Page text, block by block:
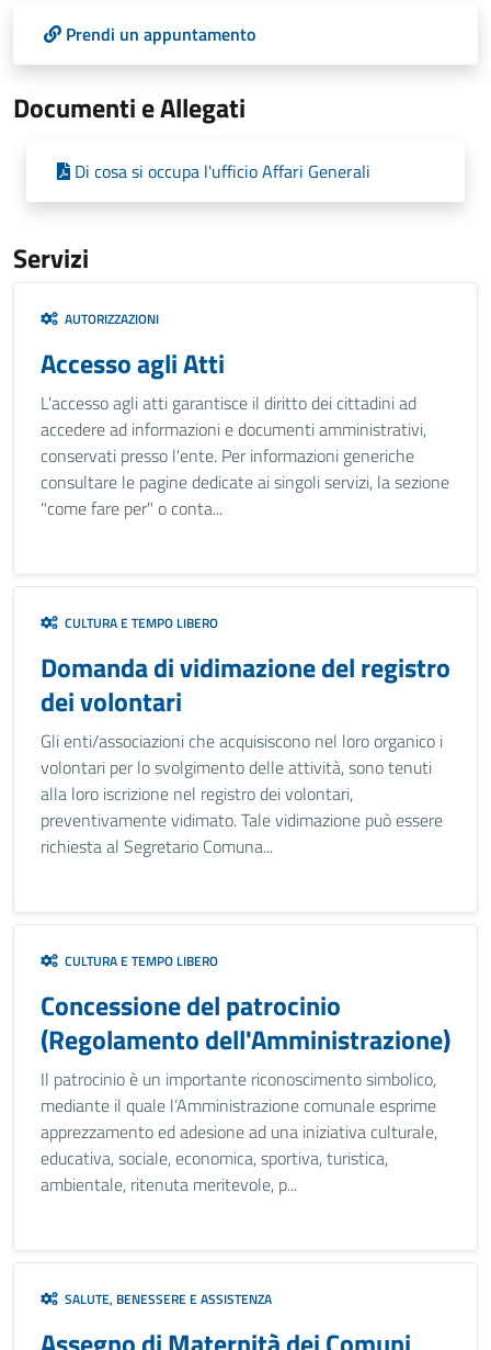
Prendi un appuntamento
Documenti e Allegati
Di cosa si occupa l'ufficio Affari Generali
Servizi
AUTORIZZAZIONI
Accesso agli Atti
L'accesso agli atti garantisce il diritto dei cittadini ad
accedere ad informazioni e documenti amministrativi,
conservati presso l'ente. Per informazioni generiche
consultare le pagine dedicate ai singoli servizi, la sezione
"come fare per" o conta...
CULTURA E TEMPO LIBERO
Domanda di vidimazione del registro
dei volontari
Gli enti/associazioni che acquisiscono nel loro organico i
volontari per lo svolgimento delle attività, sono tenuti
alla loro iscrizione nel registro dei volontari,
preventivamente vidimato. Tale vidimazione può essere
richiesta al Segretario Comuna...
CULTURA E TEMPO LIBERO
Concessione del patrocinio
(Regolamento dell'Amministrazione)
Il patrocinio è un importante riconoscimento simbolico,
mediante il quale l’Amministrazione comunale esprime
apprezzamento ed adesione ad una iniziativa culturale,
educativa, sociale, economica, sportiva, turistica,
ambientale, ritenuta meritevole, p...
SALUTE, BENESSERE E ASSISTENZA